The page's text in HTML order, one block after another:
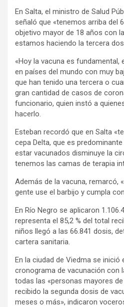
En Salta, el ministro de Salud
señaló que «tenemos arriba del
objetivo mayor de 18 años con
estamos haciendo la tercera
«Hoy la vacuna es fundamental,
en países del mundo con muy
que han tenido una tercera o
gran cantidad de casos de
funcionario, quien instó a
hacerlo.
Esteban recordó que en Salta
cepa Delta, que es
estar vacunados disminuye la
tenemos las camas de terapia
Además de la vacuna, remarcó,
gente use el barbijo y cumpla
En Río Negro se aplicaron
representa el 85,2 % del total
niños llegó a las 66.841 dosis,
cartera sanitaria.
En la ciudad de Viedma se inició
cronograma de vacunación con
todas las «personas mayores
recibido la segunda dosis de
meses o más», indicaron